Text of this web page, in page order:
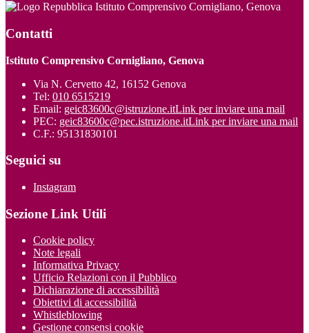
Istituto Comprensivo Cornigliano, Genova
Contatti
Istituto Comprensivo Cornigliano, Genova
Via N. Cervetto 42, 16152 Genova
Tel: 010 6515219
Email: geic83600c@istruzione.itLink per inviare una mail
PEC: geic83600c@pec.istruzione.itLink per inviare una mail
C.F.: 95131830101
Seguici su
Instagram
Sezione Link Utili
Cookie policy
Note legali
Informativa Privacy
Ufficio Relazioni con il Pubblico
Dichiarazione di accessibilità
Obiettivi di accessibilità
Whistleblowing
Gestione consensi cookie